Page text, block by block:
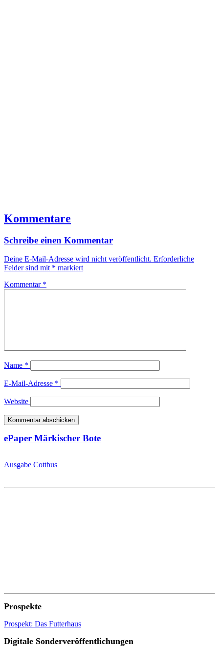
Kommentare
Schreibe einen Kommentar
Deine E-Mail-Adresse wird nicht veröffentlicht. Erforderliche
Felder sind mit * markiert
Kommentar *
Name *
E-Mail-Adresse *
Website
ePaper Märkischer Bote
Ausgabe Cottbus
Prospekte
Prospekt: Das Futterhaus
Digitale Sonderveröffentlichungen